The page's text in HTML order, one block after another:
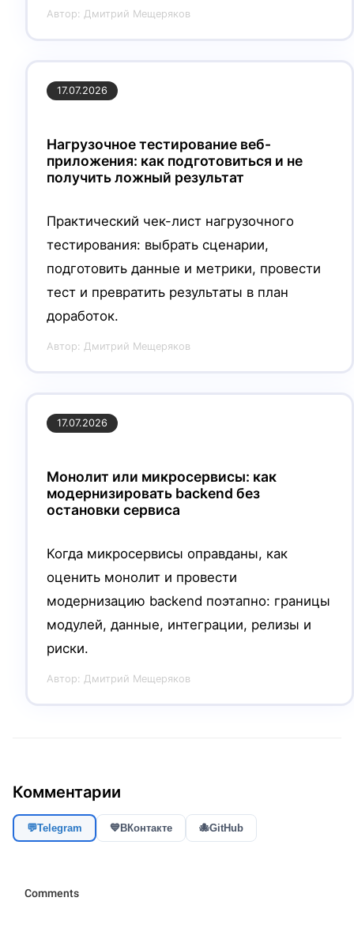
Автор: Дмитрий Мещеряков
17.07.2026
Нагрузочное тестирование веб-
приложения: как подготовиться и не
получить ложный результат
Практический чек-лист нагрузочного
тестирования: выбрать сценарии,
подготовить данные и метрики, провести
тест и превратить результаты в план
доработок.
Автор: Дмитрий Мещеряков
17.07.2026
Монолит или микросервисы: как
модернизировать backend без
остановки сервиса
Когда микросервисы оправданы, как
оценить монолит и провести
модернизацию backend поэтапно: границы
модулей, данные, интеграции, релизы и
риски.
Автор: Дмитрий Мещеряков
Комментарии
💬Telegram 💙ВКонтакте 🐙GitHub